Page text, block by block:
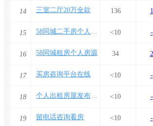
14 三室二厅20万全款 136 1
15 58同城二手房个人出售 <10 -
16 58同城租房个人房源 34 2
17 买房咨询平台在线 <10 -
18 个人出租房屋发布平台 <10 -
19 留电话咨询看房 <10 -